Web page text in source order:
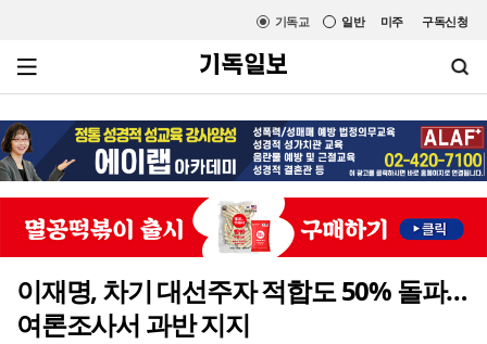
미주 구독신청
일반
기독교
이재명, 차기 대선주자 적합도 50% 돌파…
여론조사서 과반 지지